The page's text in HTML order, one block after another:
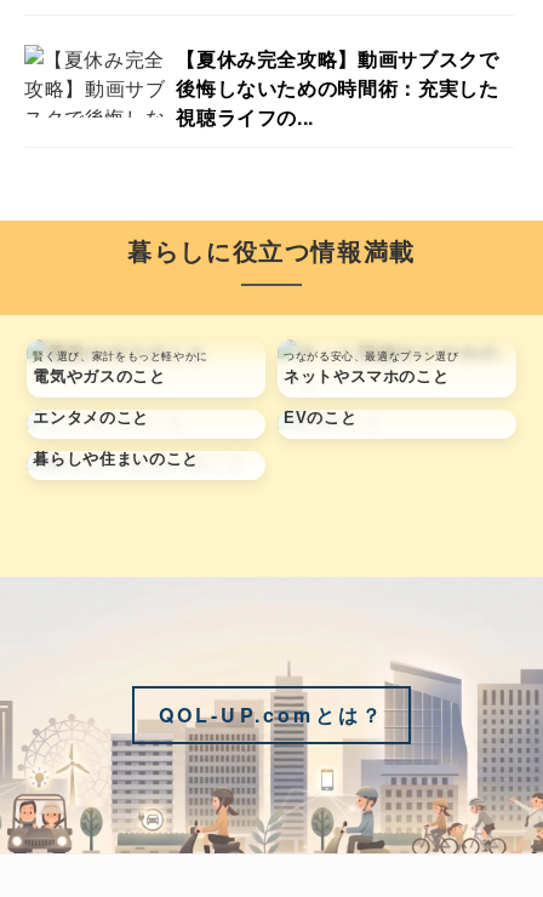
【夏休み完全攻略】動画サブスクで
後悔しないための時間術：充実した
視聴ライフの...
暮らしに役立つ情報満載
賢く選び、家計をもっと軽やかに
電気やガスのこと
つながる安心、最適なプラン選び
ネットやスマホのこと
毎日に、心躍る最高の体験を
エンタメのこと
次世代の走りを、あなたの日常に
EVのこと
毎日がより良い日になる
暮らしや住まいのこと
QOL-UP.comとは？